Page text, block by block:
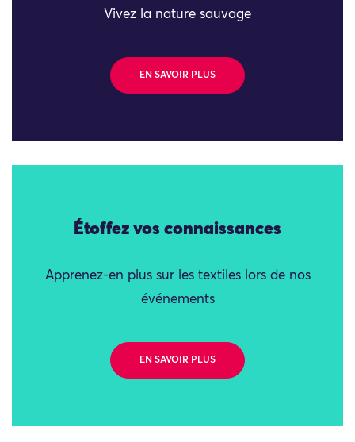
Vivez la nature sauvage
EN SAVOIR PLUS
Étoffez vos connaissances
Apprenez-en plus sur les textiles lors de nos
événements
EN SAVOIR PLUS